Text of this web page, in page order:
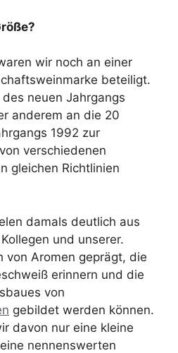
wir noch an einer
beteiligt.
neuen Jahrgangs
anderem an die 20
1992 zur
verschiedenen
gleichen Richtlinien
damals deutlich aus
und unserer.
von Aromen geprägt, die
erinnern und die
von
gebildet werden können.
davon nur eine kleine
nennenswerten